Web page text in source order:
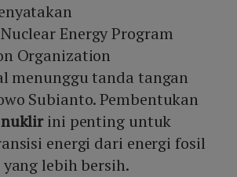
Energy Program
Organization
menunggu tanda tangan
Subianto. Pembentukan
nuklirini penting untuk
energi dari energi fosil
lebih bersih.